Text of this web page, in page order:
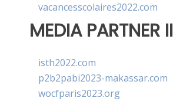
vacancesscolaires2022.com
MEDIA PARTNER II
isth2022.com
p2b2pabi2023-makassar.com
wocfparis2023.org